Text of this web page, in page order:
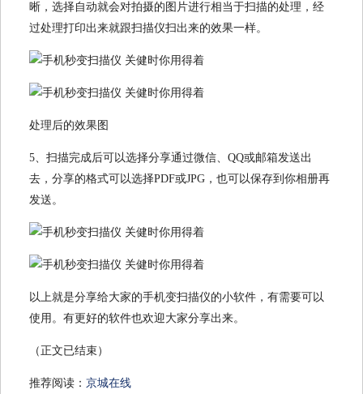
晰，选择自动就会对拍摄的图片进行相当于扫描的处理，经
过处理打印出来就跟扫描仪扫出来的效果一样。
处理后的效果图
5、扫描完成后可以选择分享通过微信、QQ或邮箱发送出
去，分享的格式可以选择PDF或JPG，也可以保存到你相册再
发送。
以上就是分享给大家的手机变扫描仪的小软件，有需要可以
使用。有更好的软件也欢迎大家分享出来。
（正文已结束）
推荐阅读： 京城在线